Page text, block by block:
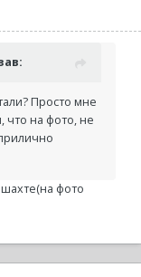
Просто мне
что на фото, не
фото